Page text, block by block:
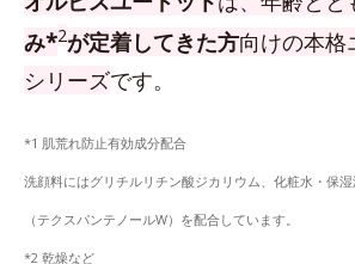
み*2が定着してきた方向けの本格
シリーズです。
*1 肌荒れ防止有効成分配合
洗顔料にはグリチルリチン酸ジカリウム、化粧水・保
（テクスパンテノールW）を配合しています。
*2 乾燥など